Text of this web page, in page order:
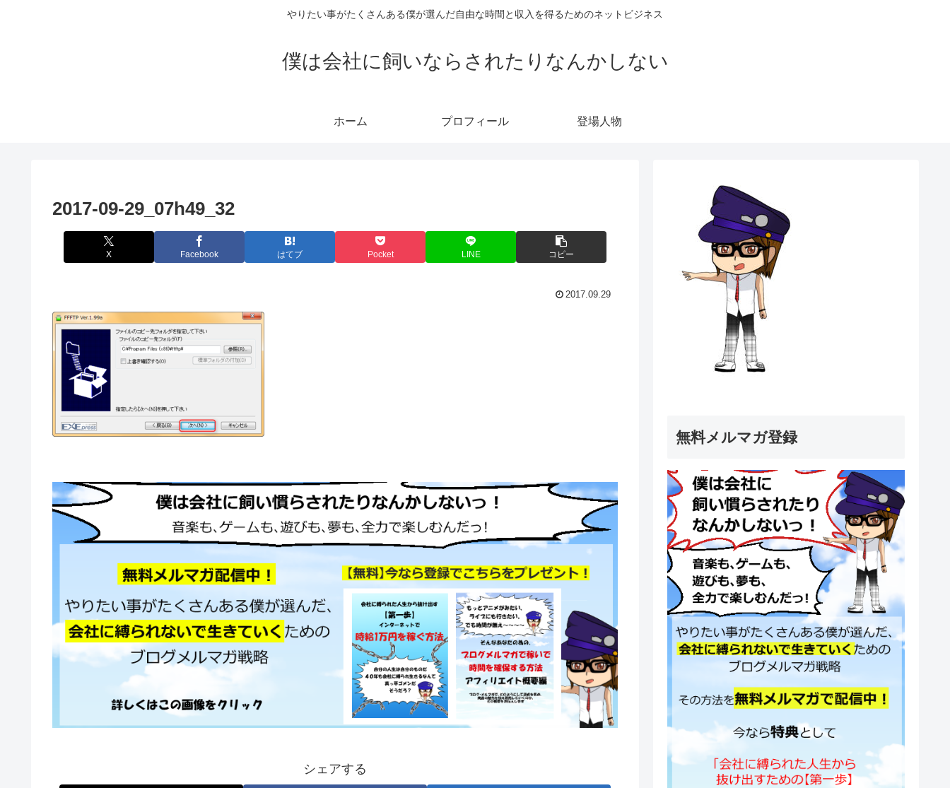
やりたい事がたくさんある僕が選んだ自由な時間と収入を得るためのネットビジネス
僕は会社に飼いならされたりなんかしない
ホーム プロフィール 登場人物
2017-09-29_07h49_32
X Facebook はてブ Pocket LINE コピー
2017.09.29
シェアする
無料メルマガ登録